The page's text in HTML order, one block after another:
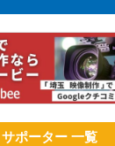
サポーター 一覧